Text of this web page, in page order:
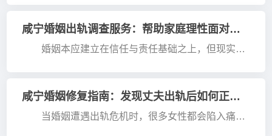
子···
咸宁婚姻出轨调查服务：帮助家庭理性面对婚姻危机
婚姻本应建立在信任与责任基础之上，但现实生
等，往往会···
咸宁婚姻修复指南：发现丈夫出轨后如何正确挽回家庭
当婚姻遭遇出轨危机时，很多女性都会陷入痛